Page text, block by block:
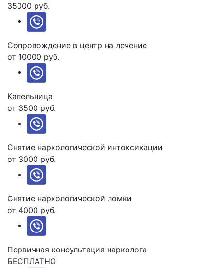
35000 руб.
Сопровождение в центр на лечение
от 10000 руб.
Капельница
от 3500 руб.
Снятие наркологической интоксикации
от 3000 руб.
Снятие наркологической ломки
от 4000 руб.
Первичная консультация нарколога
БЕСПЛАТНО